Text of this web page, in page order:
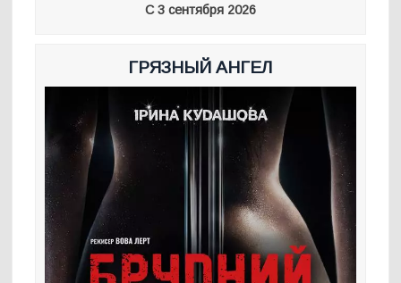
С 3 сентября 2026
ГРЯЗНЫЙ АНГЕЛ